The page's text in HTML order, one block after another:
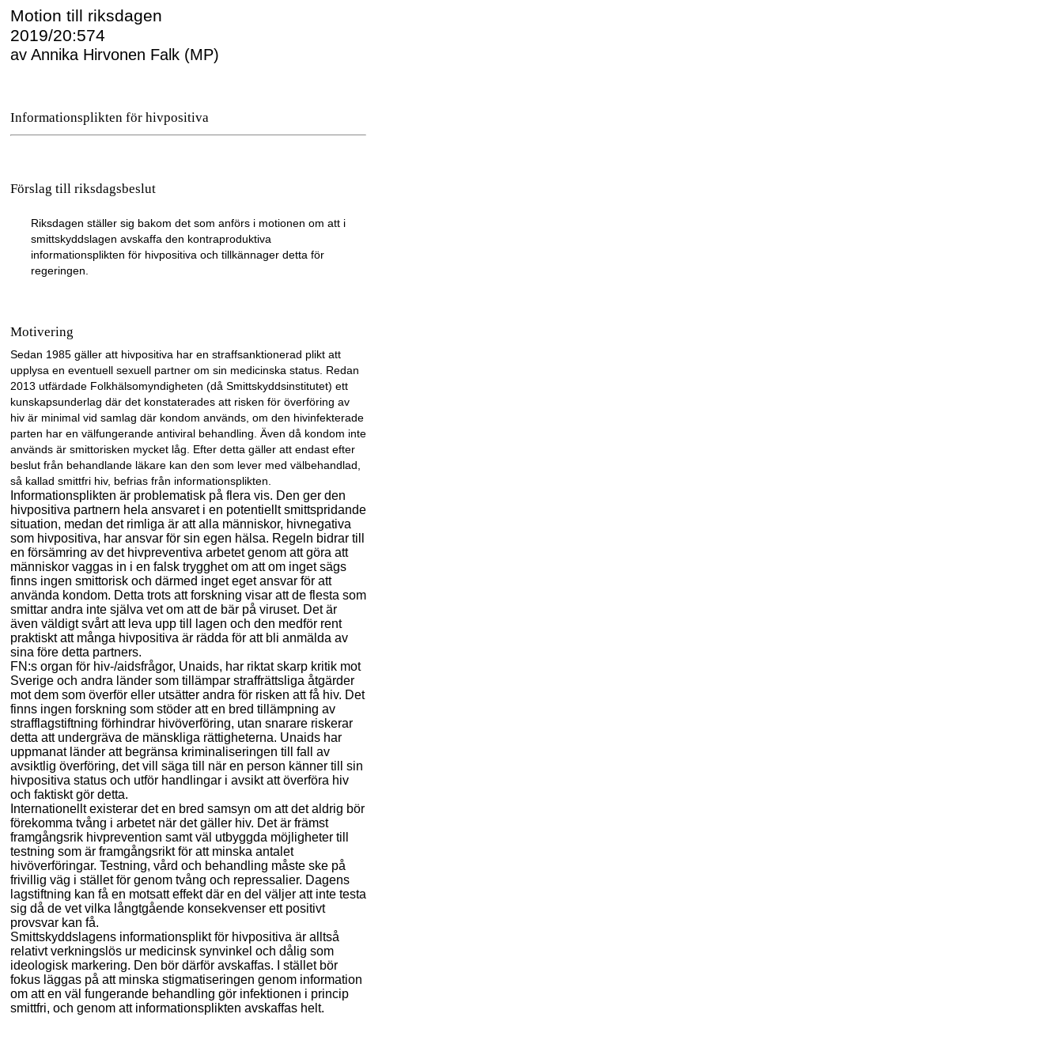
Motion till riksdagen
2019/20:574
av Annika Hirvonen Falk (MP)
Informationsplikten för hivpositiva
Förslag till riksdagsbeslut
Riksdagen ställer sig bakom det som anförs i motionen om att i
smittskyddslagen avskaffa den kontraproduktiva
informationsplikten för hivpositiva och tillkännager detta för
regeringen.
Motivering
Sedan 1985 gäller att hivpositiva har en straffsanktionerad plikt att
upplysa en eventuell sexuell partner om sin medicinska status. Redan
2013 utfärdade Folkhälsomyndigheten (då Smittskyddsinstitutet) ett
kunskapsunderlag där det konstaterades att risken för överföring av
hiv är minimal vid samlag där kondom används, om den hivinfekterade
parten har en välfungerande antiviral behandling. Även då kondom inte
används är smittorisken mycket låg. Efter detta gäller att endast efter
beslut från behandlande läkare kan den som lever med välbehandlad,
så kallad smittfri hiv, befrias från informationsplikten.
Informationsplikten är problematisk på flera vis. Den ger den
hivpositiva partnern hela ansvaret i en potentiellt smittspridande
situation, medan det rimliga är att alla människor, hivnegativa
som hivpositiva, har ansvar för sin egen hälsa. Regeln bidrar till
en försämring av det hivpreventiva arbetet genom att göra att
människor vaggas in i en falsk trygghet om att om inget sägs
finns ingen smittorisk och därmed inget eget ansvar för att
använda kondom. Detta trots att forskning visar att de flesta som
smittar andra inte själva vet om att de bär på viruset. Det är
även väldigt svårt att leva upp till lagen och den medför rent
praktiskt att många hivpositiva är rädda för att bli anmälda av
sina före detta partners.
FN:s organ för hiv-/aidsfrågor, Unaids, har riktat skarp kritik mot
Sverige och andra länder som tillämpar straffrättsliga åtgärder
mot dem som överför eller utsätter andra för risken att få hiv. Det
finns ingen forskning som stöder att en bred tillämpning av
strafflagstiftning förhindrar hivöverföring, utan snarare riskerar
detta att undergräva de mänskliga rättigheterna. Unaids har
uppmanat länder att begränsa kriminaliseringen till fall av
avsiktlig överföring, det vill säga till när en person känner till sin
hivpositiva status och utför handlingar i avsikt att överföra hiv
och faktiskt gör detta.
Internationellt existerar det en bred samsyn om att det aldrig bör
förekomma tvång i arbetet när det gäller hiv. Det är främst
framgångsrik hivprevention samt väl utbyggda möjligheter till
testning som är framgångsrikt för att minska antalet
hivöverföringar. Testning, vård och behandling måste ske på
frivillig väg i stället för genom tvång och repressalier. Dagens
lagstiftning kan få en motsatt effekt där en del väljer att inte testa
sig då de vet vilka långtgående konsekvenser ett positivt
provsvar kan få.
Smittskyddslagens informationsplikt för hivpositiva är alltså
relativt verkningslös ur medicinsk synvinkel och dålig som
ideologisk markering. Den bör därför avskaffas. I
stället bör
fokus läggas på att minska stigmatiseringen genom information
om att en väl fungerande behandling gör infektionen i princip
smittfri, och genom att informationsplikten avskaffas helt.